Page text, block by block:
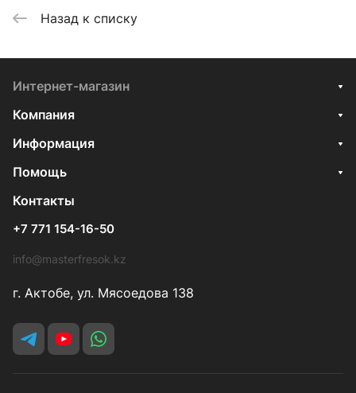
Назад к списку
Интернет-магазин
Компания
Информация
Помощь
Контакты
+7 771 154-16-50
info@masterfresok.kz
г. Актобе, ул. Мясоедова 138